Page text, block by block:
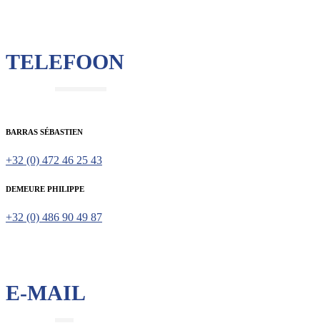
TELEFOON
BARRAS SÉBASTIEN
+32 (0) 472 46 25 43
DEMEURE PHILIPPE
+32 (0) 486 90 49 87
E-MAIL